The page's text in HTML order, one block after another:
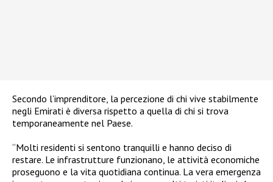
Secondo l’imprenditore, la percezione di chi vive stabilmente
negli Emirati è diversa rispetto a quella di chi si trova
temporaneamente nel Paese.
“Molti residenti si sentono tranquilli e hanno deciso di
restare. Le infrastrutture funzionano, le attività economiche
proseguono e la vita quotidiana continua. La vera emergenza